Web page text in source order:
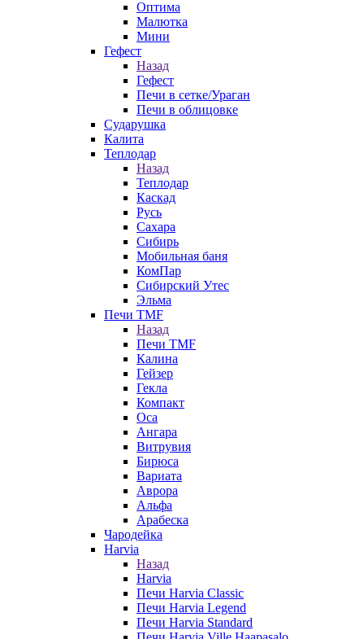
Оптима
Малютка
Мини
Гефест
Назад
Гефест
Печи в сетке/Ураган
Печи в облицовке
Сударушка
Калита
Теплодар
Назад
Теплодар
Каскад
Русь
Сахара
Сибирь
Мобильная баня
КомПар
Сибирский Утес
Эльма
Печи TMF
Назад
Печи TMF
Калина
Гейзер
Гекла
Компакт
Оса
Ангара
Витрувия
Бирюса
Вариата
Аврора
Альфа
Арабеска
Чародейка
Harvia
Назад
Harvia
Печи Harvia Classic
Печи Harvia Legend
Печи Harvia Standard